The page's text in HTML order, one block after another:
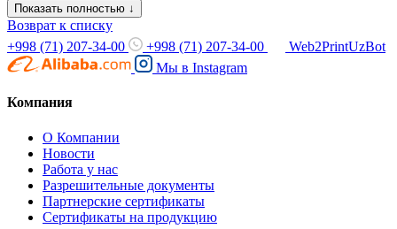
Показать полностью ↓
Возврат к списку
+998 (71) 207-34-00
+998 (71) 207-34-00
Web2PrintUzBot
Мы в Instagram
Компания
О Компании
Новости
Работа у нас
Разрешительные документы
Партнерские сертификаты
Сертификаты на продукцию